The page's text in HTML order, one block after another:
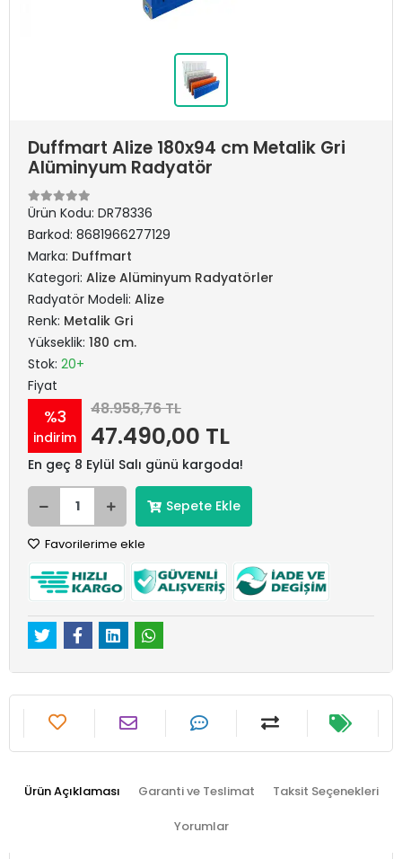
Duffmart Alize 180x94 cm Metalik Gri
Alüminyum Radyatör
Ürün Kodu: DR78336
Barkod: 8681966277129
Marka: Duffmart
Kategori: Alize Alüminyum Radyatörler
Radyatör Modeli: Alize
Renk: Metalik Gri
Yükseklik: 180 cm.
Stok: 20+
Fiyat
%3
indirim
48.958,76 TL
47.490,00 TL
En geç 8 Eylül Salı günü kargoda!
Sepete Ekle
Favorilerime ekle
Ürün Açıklaması Garanti ve Teslimat Taksit Seçenekleri
Yorumlar